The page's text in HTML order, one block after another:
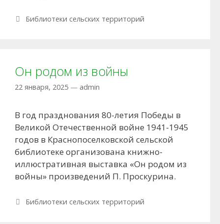
Рубрики
Библиотеки сельских территорий
Он родом из войны
22 января, 2025 — admin
В год празднования 80-летия Победы в
Великой Отечественной войне 1941-1945
годов в Краснопоселковской сельской
библиотеке организована книжно-
иллюстративная выставка «Он родом из
войны» произведений П. Проскурина.
Рубрики
Библиотеки сельских территорий